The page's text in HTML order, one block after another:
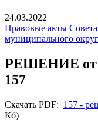
24.03.2022
Правовые акты
муниципального
РЕШЕНИЕ от
157
Скачать PDF: 157 -
Кб)